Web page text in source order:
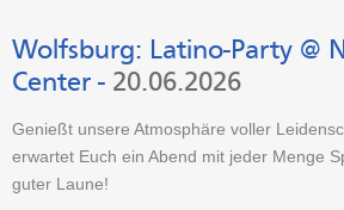
Wolfsburg: Latino-Party @
Center - 20.06.2026
Genießt unsere Atmosphäre voller
erwartet Euch ein Abend mit jeder Menge
guter Laune!